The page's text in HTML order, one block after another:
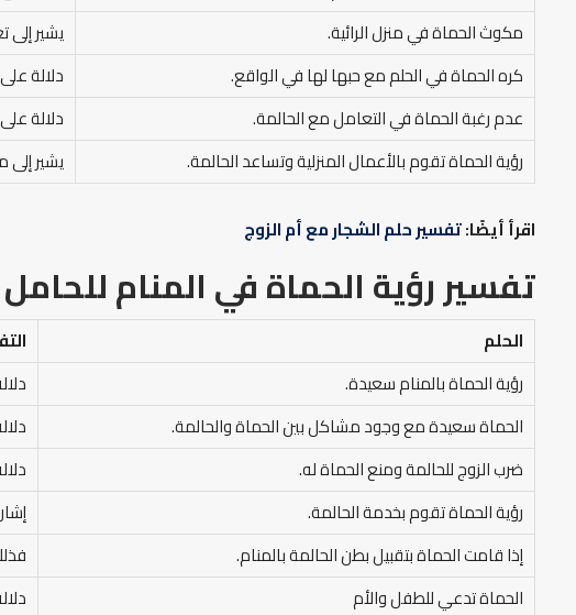
مكوث الحماة في منزل الرائية.
يشير
كره الحماة في الحلم مع حبها لها في الواقع.
دلالة
عدم رغبة الحماة في التعامل مع الحالمة.
دلالة
رؤية الحماة تقوم بالأعمال المنزلية وتساعد الحالمة.
يشير إلى
اقرأ أيضًا:تفسير حلم الشجار مع أم الزوج
تفسير رؤية الحماة في المنام للحامل
الحلم
رؤية الحماة بالمنام سعيدة.
الحماة سعيدة مع وجود مشاكل بين الحماة والحالمة.
ضرب الزوج للحالمة ومنع الحماة له.
رؤية الحماة تقوم بخدمة الحالمة.
إذا قامت الحماة بتقبيل بطن الحالمة بالمنام.
الحماة تدعي للطفل والأم